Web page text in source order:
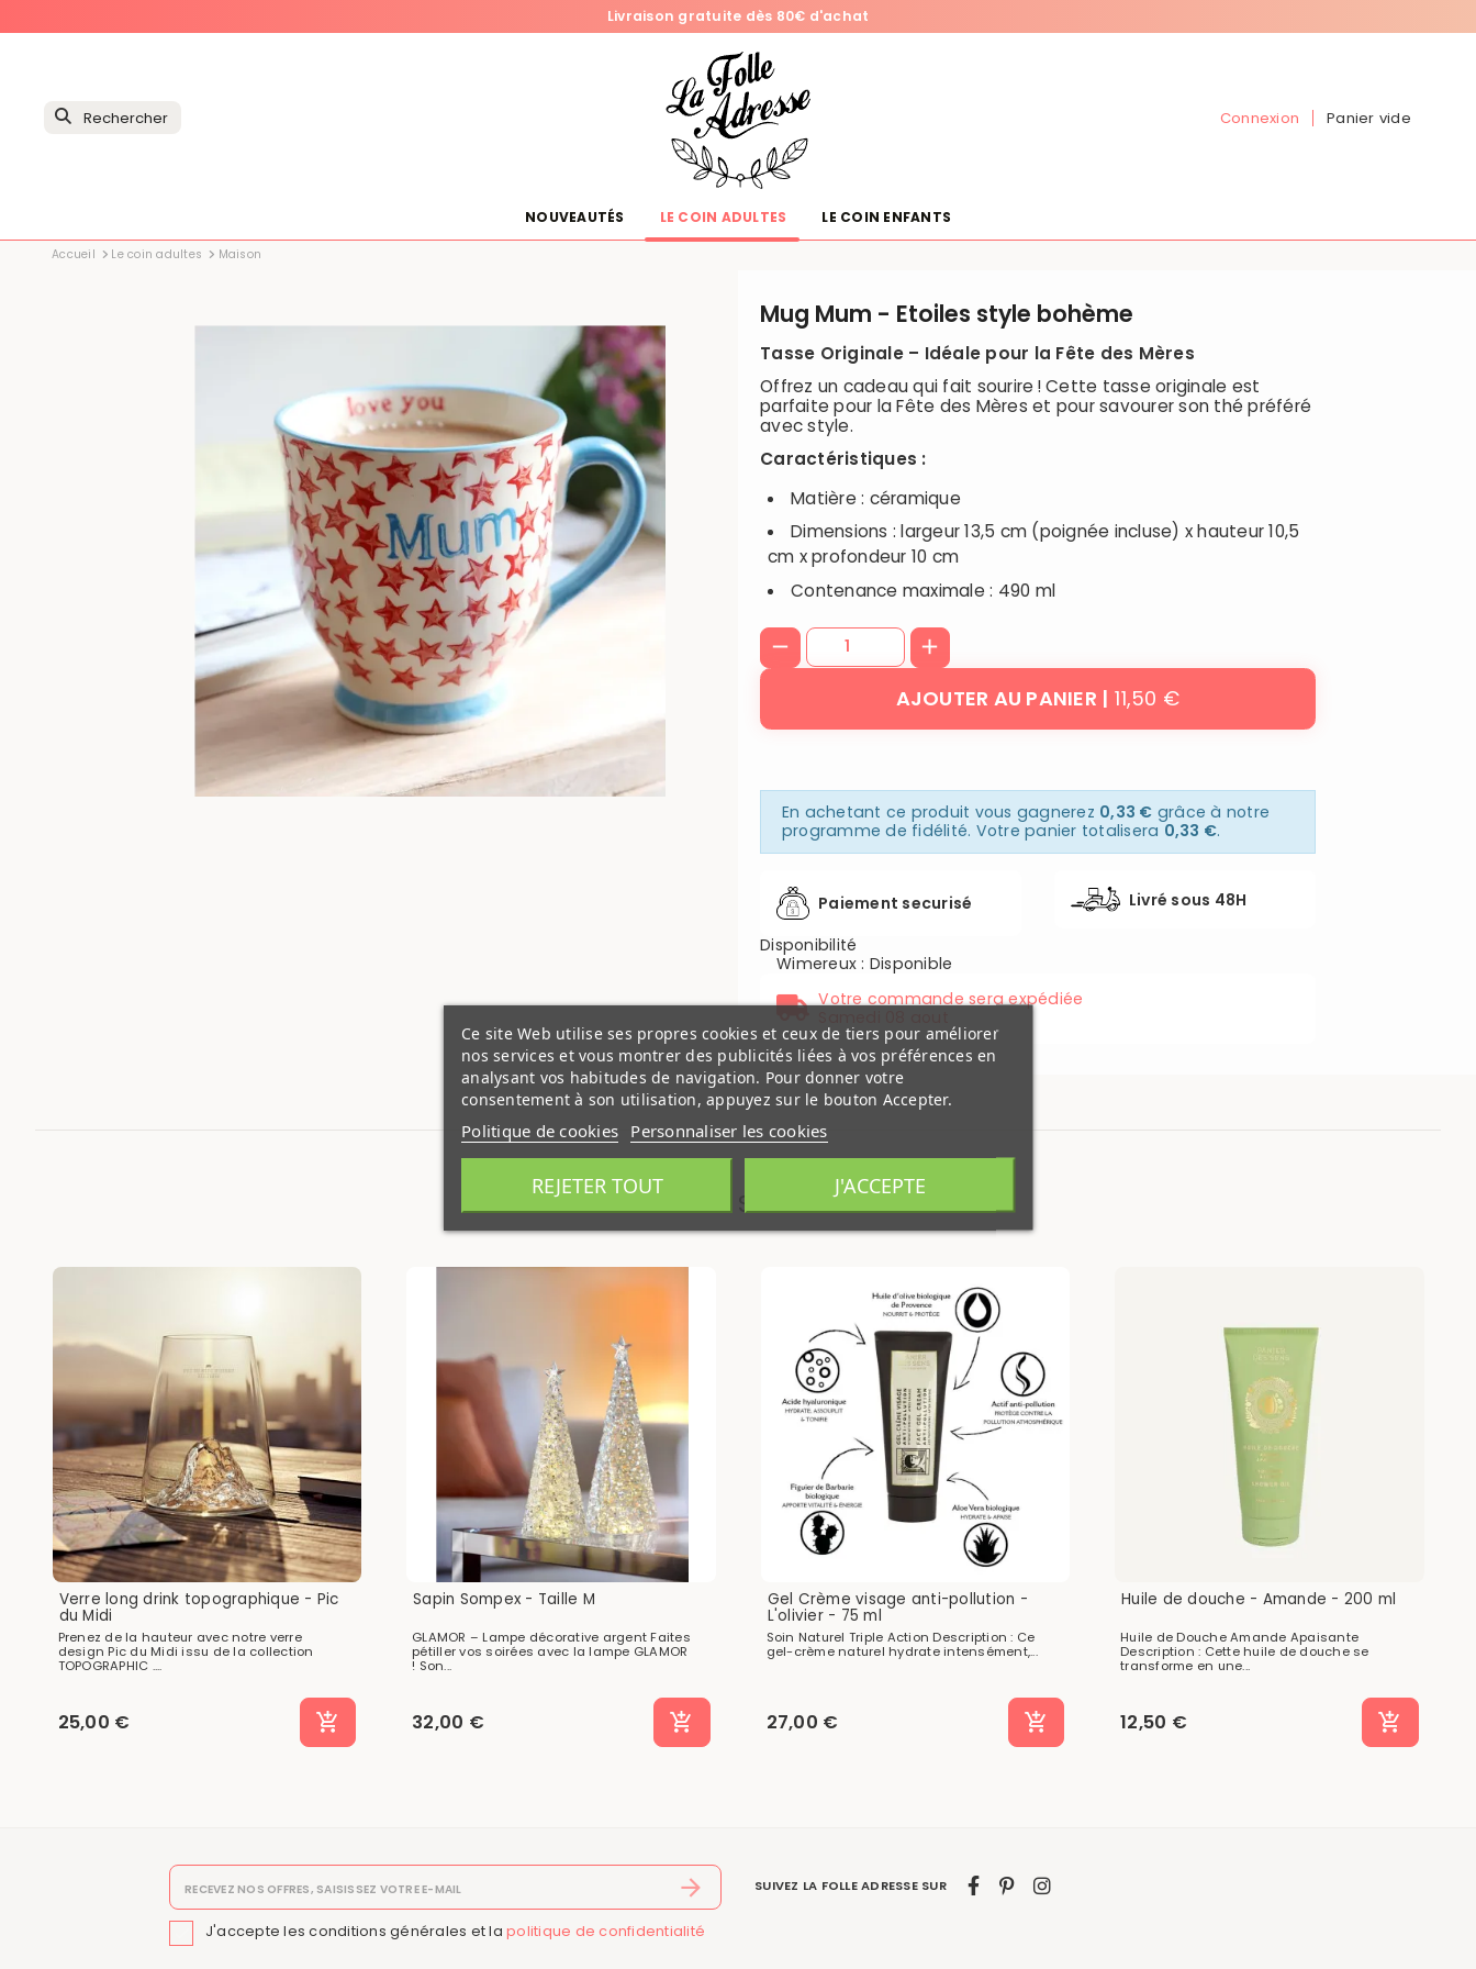
Livraison gratuite dès 80€ d'achat
Connexion Panier vide
NOUVEAUTÉS LE COIN ADULTES LE COIN ENFANTS
Accueil Le coin adultes Maison
Mug Mum - Etoiles style bohème
Tasse Originale – Idéale pour la Fête des Mères
Offrez un cadeau qui fait sourire ! Cette tasse originale est
parfaite pour la Fête des Mères et pour savourer son thé préféré
avec style.
Caractéristiques :
Matière : céramique
Dimensions : largeur 13,5 cm (poignée incluse) x hauteur 10,5
cm x profondeur 10 cm
Contenance maximale : 490 ml
11,50 €
AJOUTER AU PANIER
En achetant ce produit vous gagnerez 0,33 € grâce à notre
programme de fidélité. Votre panier totalisera 0,33 €.
Paiement securisé Livré sous 48H
Disponibilité
Wimereux: Disponible
Votre commande sera expédiée
PRODUITS SIMILAIRES
Verre long drink topographique - Pic
du Midi
Prenez de la hauteur avec notre verre
design Pic du Midi issu de la collection
TOPOGRAPHIC ....
25,00 €
Sapin Sompex - Taille M
GLAMOR – Lampe décorative argent Faites
pétiller vos soirées avec la lampe GLAMOR
! Son...
32,00 €
Gel Crème visage anti-pollution -
L'olivier - 75 ml
Soin Naturel Triple Action Description : Ce
gel-crème naturel hydrate intensément,...
27,00 €
Huile de douche - Amande - 200 ml
Huile de Douche Amande Apaisante
Description : Cette huile de douche se
transforme en une...
12,50 €
J'accepte les conditions générales et lapolitique de confidentialité
SUIVEZ LA FOLLE ADRESSE SUR
Ce site Web utilise ses propres cookies et ceux de tiers pour améliorer
nos services et vous montrer des publicités liées à vos préférences en
analysant vos habitudes de navigation. Pour donner votre
consentement à son utilisation, appuyez sur le bouton Accepter.
Politique de cookies Personnaliser les cookies
REJETER TOUT J'ACCEPTE